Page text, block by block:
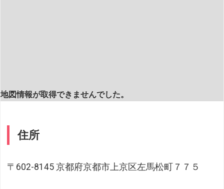
地図情報が取得できませんでした。
住所
〒602-8145 京都府京都市上京区左馬松町７７５